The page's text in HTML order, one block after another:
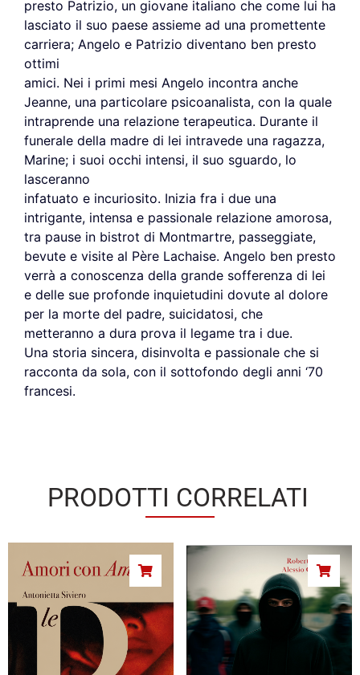
presto Patrizio, un giovane italiano che come lui ha
lasciato il suo paese assieme ad una promettente
carriera; Angelo e Patrizio diventano ben presto
ottimi
amici. Nei i primi mesi Angelo incontra anche
Jeanne, una particolare psicoanalista, con la quale
intraprende una relazione terapeutica. Durante il
funerale della madre di lei intravede una ragazza,
Marine; i suoi occhi intensi, il suo sguardo, lo
lasceranno
infatuato e incuriosito. Inizia fra i due una
intrigante, intensa e passionale relazione amorosa,
tra pause in bistrot di Montmartre, passeggiate,
bevute e visite al Père Lachaise. Angelo ben presto
verrà a conoscenza della grande sofferenza di lei
e delle sue profonde inquietudini dovute al dolore
per la morte del padre, suicidatosi, che
metteranno a dura prova il legame tra i due.
Una storia sincera, disinvolta e passionale che si
racconta da sola, con il sottofondo degli anni ‘70
francesi.
PRODOTTI CORRELATI